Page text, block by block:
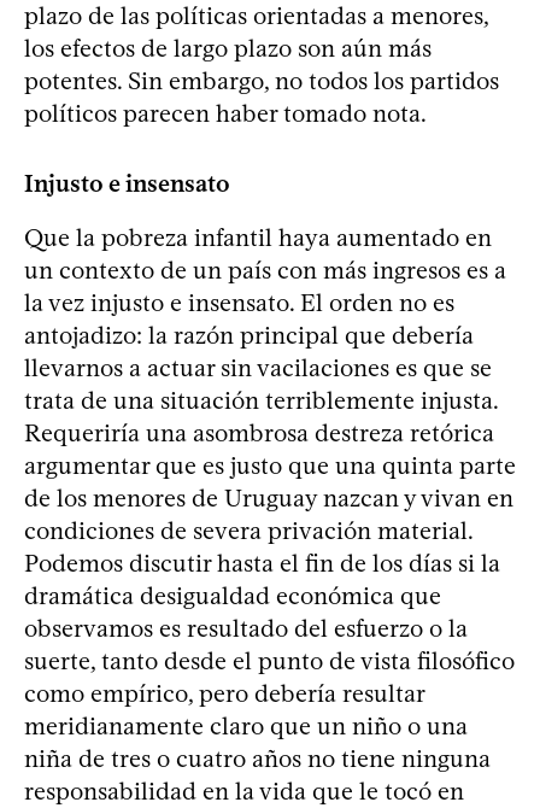
plazo de las políticas orientadas a menores,
los efectos de largo plazo son aún más
potentes. Sin embargo, no todos los partidos
políticos parecen haber tomado nota.
Injusto e insensato
Que la pobreza infantil haya aumentado en
un contexto de un país con más ingresos es a
la vez injusto e insensato. El orden no es
antojadizo: la razón principal que debería
llevarnos a actuar sin vacilaciones es que se
trata de una situación terriblemente injusta.
Requeriría una asombrosa destreza retórica
argumentar que es justo que una quinta parte
de los menores de Uruguay nazcan y vivan en
condiciones de severa privación material.
Podemos discutir hasta el fin de los días si la
dramática desigualdad económica que
observamos es resultado del esfuerzo o la
suerte, tanto desde el punto de vista filosófico
como empírico, pero debería resultar
meridianamente claro que un niño o una
niña de tres o cuatro años no tiene ninguna
responsabilidad en la vida que le tocó en